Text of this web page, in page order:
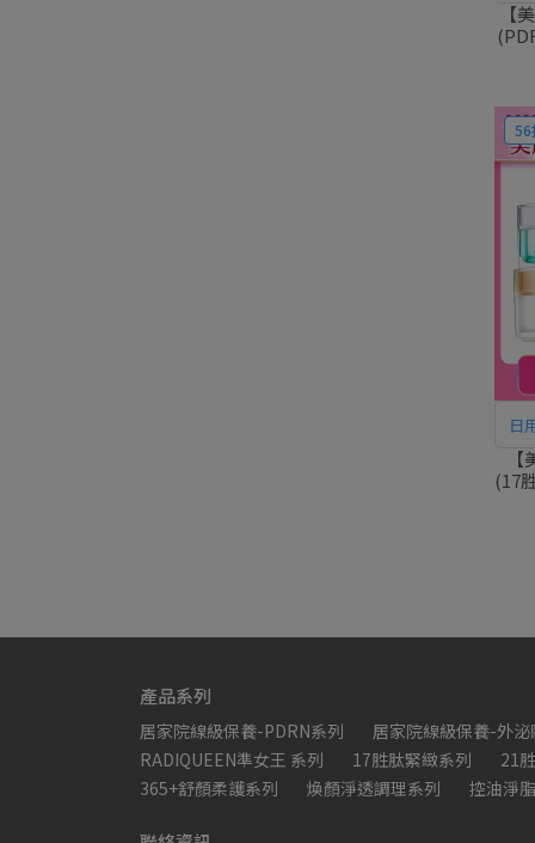
【
56
日
(17
產品系列
居家院線級保養-PDRN系列
居家院線級保養-外
RADIQUEEN準女王 系列
17胜肽緊緻系列
21
365+舒顏柔護系列
煥顏淨透調理系列 控油淨